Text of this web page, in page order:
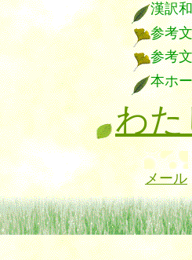
漢訳
参考
参考
本ホ
わ
メール